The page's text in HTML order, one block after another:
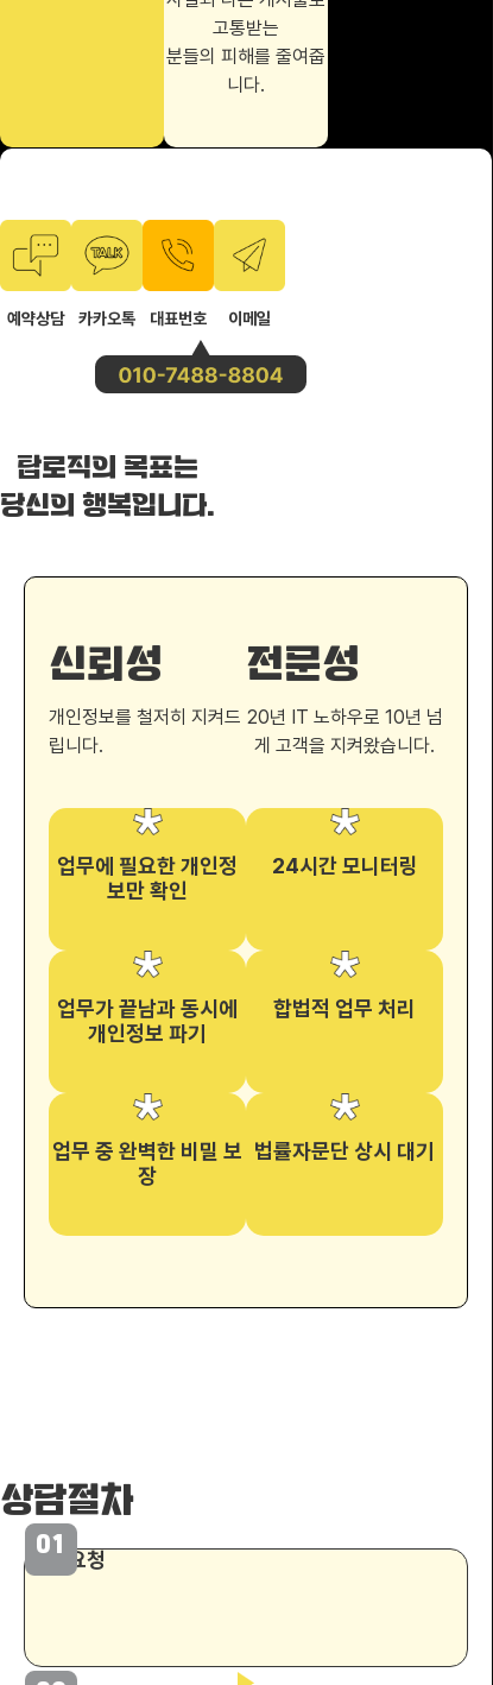
고통받는
분들의 피해를 줄여줍
니다.
예약상담 카카오톡 대표번호 이메일
탑로직의 목표는
당신의 행복입니다.
신뢰성
개인정보를 철저히 지켜드
립니다.
업무에 필요한 개인정
보만 확인
업무가 끝남과 동시에
개인정보 파기
업무 중 완벽한 비밀 보
장
전문성
20년 IT 노하우로 10년 넘
게 고객을 지켜왔습니다.
24시간 모니터링
합법적 업무 처리
법률자문단 상시 대기
상담절차
상담 요청
01